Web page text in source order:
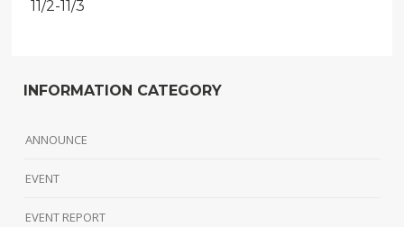
11/2-11/3
INFORMATION CATEGORY
ANNOUNCE
EVENT
EVENT REPORT